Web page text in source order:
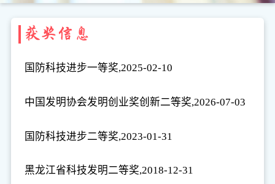
获奖信息
国防科技进步一等奖,2025-02-10
中国发明协会发明创业奖创新二等奖,2026-07-03
国防科技进步二等奖,2023-01-31
黑龙江省科技发明二等奖,2018-12-31